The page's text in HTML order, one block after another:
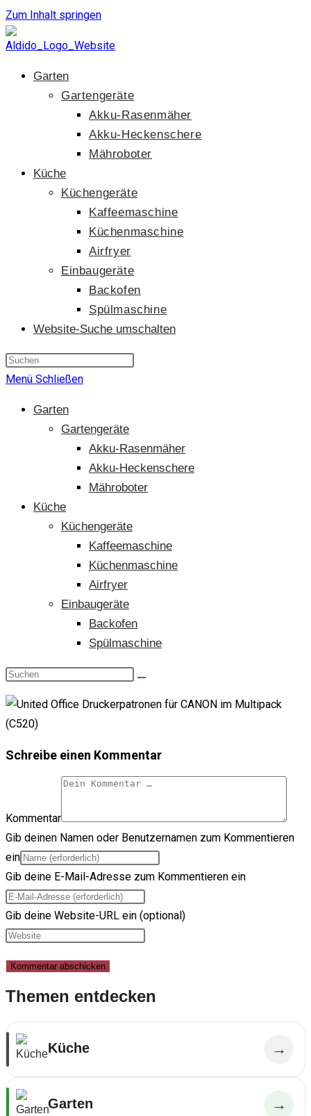
Zum Inhalt springen
Garten
Gartengeräte
Akku-Rasenmäher
Akku-Heckenschere
Mähroboter
Küche
Küchengeräte
Kaffeemaschine
Küchenmaschine
Airfryer
Einbaugeräte
Backofen
Spülmaschine
Website-Suche umschalten
Menü Schließen
Garten
Gartengeräte
Akku-Rasenmäher
Akku-Heckenschere
Mähroboter
Küche
Küchengeräte
Kaffeemaschine
Küchenmaschine
Airfryer
Einbaugeräte
Backofen
Spülmaschine
Schreibe einen Kommentar
Kommentar
Gib deinen Namen oder Benutzernamen zum Kommentieren
ein
Gib deine E-Mail-Adresse zum Kommentieren ein
Gib deine Website-URL ein (optional)
Themen entdecken
Küche →
Garten →